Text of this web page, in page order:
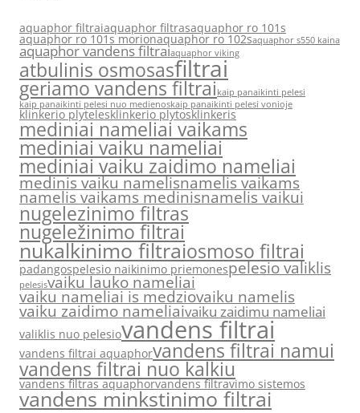
aquaphor filtraiaquaphor filtrasaquaphor ro 101s
aquaphor ro 101s morionaquaphor ro 102saquaphor s550 kaina
aquaphor vandens filtraiaquaphor viking
atbulinis osmosasfiltrai
geriamo vandens filtraikaip panaikinti pelesi
kaip panaikinti pelesi nuo medienoskaip panaikinti pelesi vonioje
klinkerio plytelesklinkerio plytosklinkeris
mediniai nameliai vaikams
mediniai vaiku nameliai
mediniai vaiku zaidimo nameliai
medinis vaiku namelisnamelis vaikams
namelis vaikams medinisnamelis vaikui
nugelezinimo filtras
nugeležinimo filtrai
nukalkinimo filtraiosmoso filtrai
padangospelesio naikinimo priemonespelesio valiklis
pelesisvaiku lauko nameliai
vaiku nameliai is medziovaiku namelis
vaiku zaidimo nameliaivaiku zaidimu nameliai
valiklis nuo pelesiovandens filtrai
vandens filtrai aquaphorvandens filtrai namui
vandens filtrai nuo kalkiu
vandens filtras aquaphorvandens filtravimo sistemos
vandens minkstinimo filtrai